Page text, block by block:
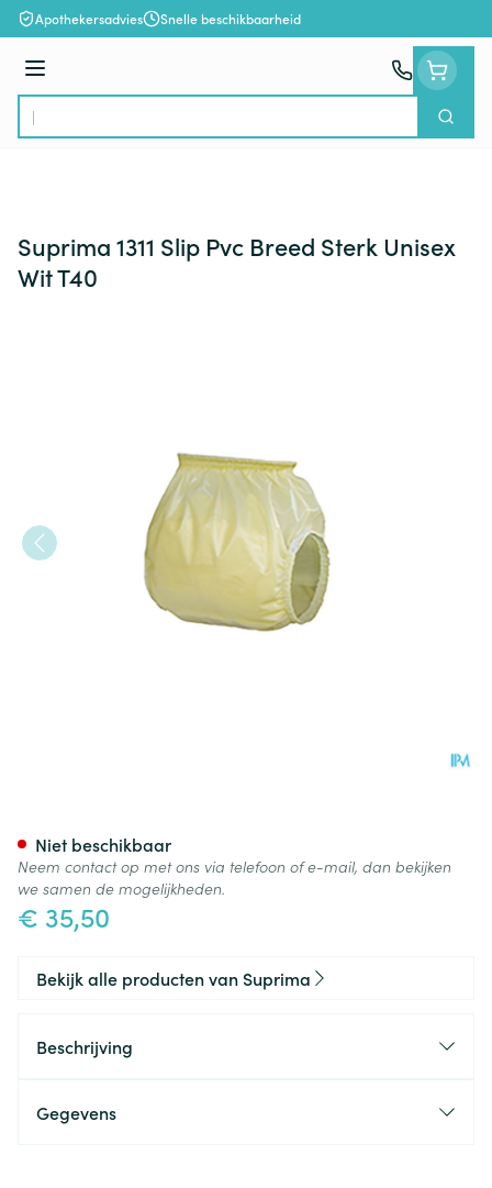
Ga naar de inhoud
Apothekersadvies Snelle beschikbaarheid
Menu
Product, merk, categorie...
Zoek
Suprima 1311 Slip Pvc Breed Sterk Unisex
Wit T40
€ 35,50
Niet beschikbaar
Neem contact op met ons via telefoon of e-mail, dan bekijken
we samen de mogelijkheden.
Bekijk alle producten van Suprima
Beschrijving
Gegevens